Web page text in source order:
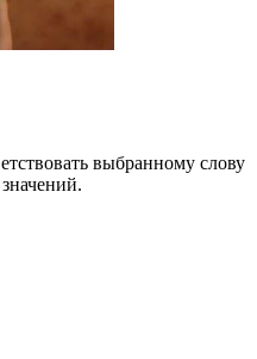
выбранному слову